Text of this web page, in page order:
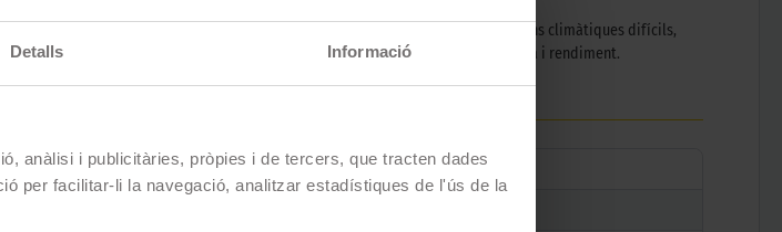
Detalls Informació
anàlisi i publicitàries, pròpies i de tercers, que tracten dades
per facilitar-li la navegació, analitzar estadístiques de l'ús de la
de gomes per a turismes. Ja sigui afrontant llargues distàncies o condicions climàtiques difícils,
una elecció ideal per a conductors exigents que cerquen el millor en tecnologia i rendiment.
Goodyear